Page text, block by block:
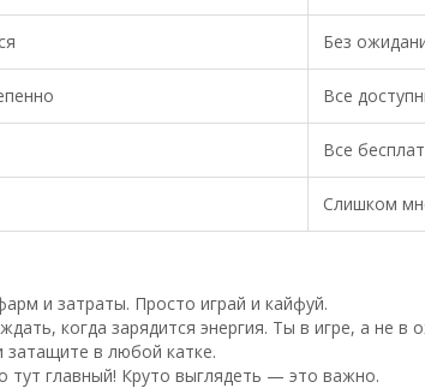
Без
Все
Все
Слишком
и затраты. Просто играй и кайфуй.
когда зарядится энергия. Ты в игре, а не в
затащите в любой катке.
тут главный! Круто выглядеть — это важно.